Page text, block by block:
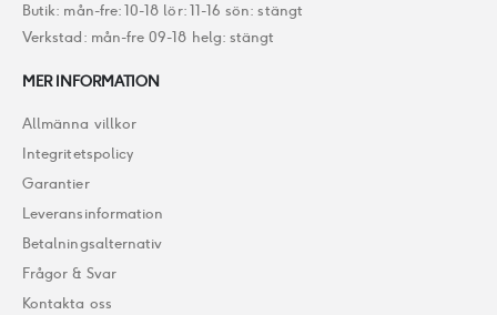
Butik: mån-fre: 10-18 lör: 11-16 sön: stängt
Verkstad: mån-fre 09-18 helg: stängt
MER INFORMATION
Allmänna villkor
Integritetspolicy
Garantier
Leveransinformation
Betalningsalternativ
Frågor & Svar
Kontakta oss